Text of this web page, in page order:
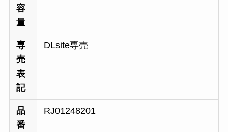
容
量
専
売
表
記
DLsite専売
品
番
RJ01248201